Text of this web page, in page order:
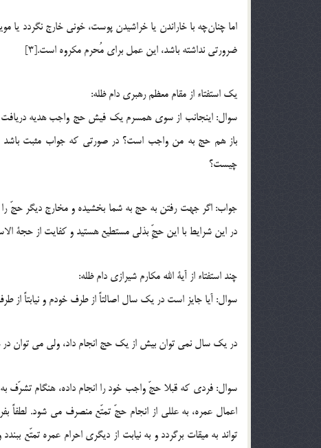
اما چنان‌چه با خاراندن یا خراشیدن پوست، خونی خارج نگردد یا
ضرورتی نداشته باشد، این عمل برای مُحرم مکروه است.[3]
یک استفتاء از مقام معظم رهبری دام ظله:
سوال: اینجانب از سوى همسرم یك فیش حج واجب هدیه دریافت
باز هم حج به من واجب است؟ در صورتى كه جواب مثبت باشد
چیست؟
جواب: اگر جهت رفتن به حج به شما بخشیده و مخارج دیگر حجّ را
در این شرایط با این حجِّ بذلى مستطیع هستید و كفایت از حجة
چند استفتاء از آیة الله مکارم شیرازی دام ظله:
سوال: آیا جایز است در یک سال اصالتاً از طرف خودم و نیابتاً از
در یک سال نمى توان بیش از یک حج انجام داد، ولى مى توان
سوال: فردى که قبلا حجّ واجب خود را انجام داده، هنگام تشرّف
اعمال عمره، به عللى از انجام حجّ تمتّع منصرف مى شود. لطفاً
تواند به میقات برگردد و به نیابت از دیگرى احرام عمره تمتّع